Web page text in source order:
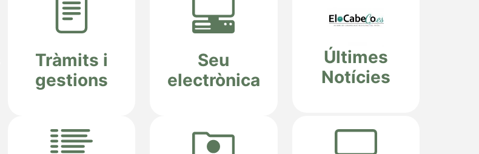
Tràmits i
gestions
Seu
electrònica
Últimes
Notícies